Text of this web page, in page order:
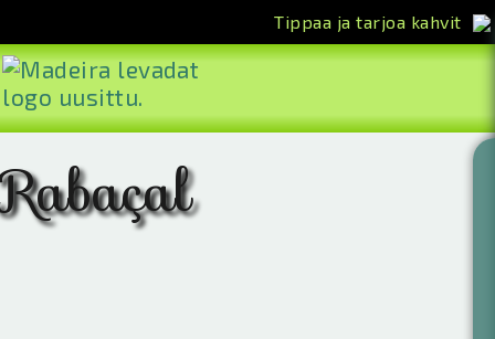
Tippaa ja tarjoa kahvit
Rabaçal